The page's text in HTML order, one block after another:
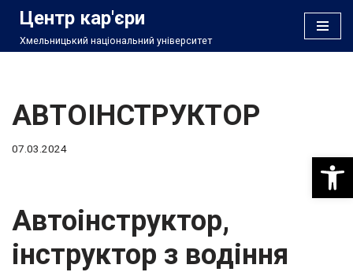
Перейти
Центр кар'єри
Хмельницький національний університет
АВТОІНСТРУКТОР
07.03.2024
Автоінструктор,
інструктор з водіння